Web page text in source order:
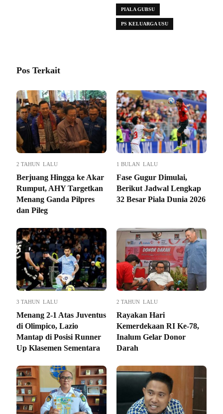
PIALA GUBSU
PS KELUARGA USU
Pos Terkait
2 TAHUN LALU
Berjuang Hingga ke Akar
Rumput, AHY Targetkan
Menang Ganda Pilpres
dan Pileg
1 BULAN LALU
Fase Gugur Dimulai,
Berikut Jadwal Lengkap
32 Besar Piala Dunia 2026
3 TAHUN LALU
Menang 2-1 Atas Juventus
di Olimpico, Lazio
Mantap di Posisi Runner
Up Klasemen Sementara
2 TAHUN LALU
Rayakan Hari
Kemerdekaan RI Ke-78,
Inalum Gelar Donor
Darah